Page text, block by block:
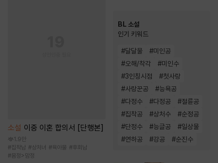
소설 이중 이혼 합의서 [단행본]
1.9만
#집착남 #상처녀 #육아물 #후회남
# 몸정>맘정
BL 소설
인기 키워드
#달달물 #미인공
#오해/착각 #미인수
#3인칭시점 #첫사랑
#사랑꾼공 #능욕공
#다정수 #다정공 #절륜공
#집착공 #상처수 #순정공
#단정수 #능글공 #일상물
#연하공 #강공 #순진수